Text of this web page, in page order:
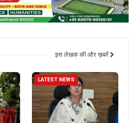
इस लेखक की और ख़बरें
LATEST NEWS